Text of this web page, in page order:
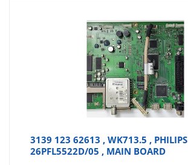
3139 123 62613 , WK713.5 , PHILIPS
26PFL5522D/05 , MAIN BOARD